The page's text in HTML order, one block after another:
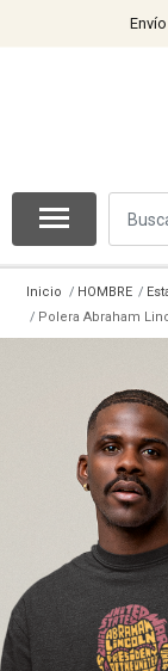
Inicio HOMBRE
Polera Abraham